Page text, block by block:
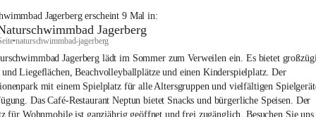
Jagerbergerscheint 9Mal in:
Jagerberg
•naturschwimmbad-jagerberg
Jagerberg lädt im Sommer zum Verweilen ein. Es bietet
und Liegeflächen, Beachvolleyballplätze und einen Kinderspielplatz. Der
mit einem Spielplatz für alle Altersgruppen und vielfältigen
Das Café-Restaurant Neptun bietet Snacks und bürgerliche Speisen. Der
für Wohnmobile ist ganzjährig geöffnet und frei zugänglich. Besuchen Sie